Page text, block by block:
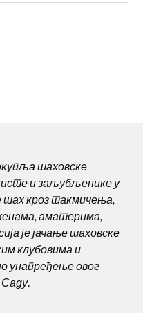
шаховске
и заљубљенике у
шах кроз такмичења,
аматерима,
је јачање шаховске
клубовима и
унапређење овог
.